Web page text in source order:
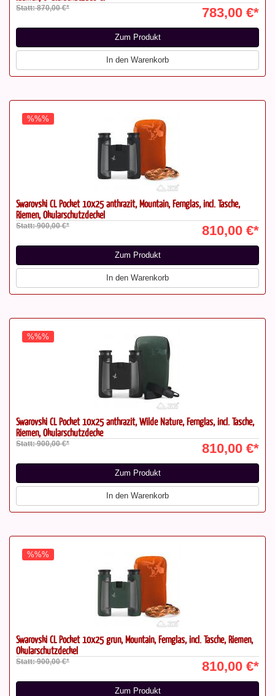
Statt: 870,00 €* 783,00 €*
Zum Produkt
In den Warenkorb
%%%
Swarovski CL Pocket 10x25 anthrazit, Mountain, Fernglas, incl. Tasche,
Riemen, Okularschutzdeckel
Statt: 900,00 €* 810,00 €*
Zum Produkt
In den Warenkorb
%%%
Swarovski CL Pocket 10x25 anthrazit, Wilde Nature, Fernglas, incl. Tasche,
Riemen, Okularschutzdecke
Statt: 900,00 €* 810,00 €*
Zum Produkt
In den Warenkorb
%%%
Swarovski CL Pocket 10x25 grün, Mountain, Fernglas, incl. Tasche, Riemen,
Okularschutzdeckel
Statt: 900,00 €* 810,00 €*
Zum Produkt